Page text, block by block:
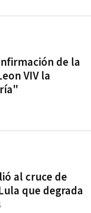
de la
VIV la
al cruce de
que degrada